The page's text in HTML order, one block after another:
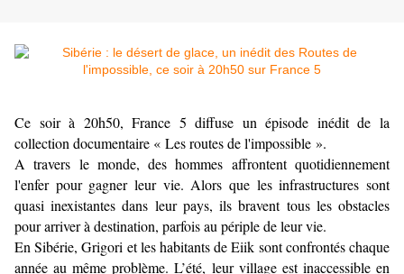
Ce soir à 20h50, France 5 diffuse un épisode inédit de la
collection documentaire « Les routes de l'impossible ».
A travers le monde, des hommes affrontent quotidiennement
l'enfer pour gagner leur vie. Alors que les infrastructures sont
quasi inexistantes dans leur pays, ils bravent tous les obstacles
pour arriver à destination, parfois au périple de leur vie.
En Sibérie, Grigori et les habitants de Eiik sont confrontés chaque
année au même problème. L’été, leur village est inaccessible en